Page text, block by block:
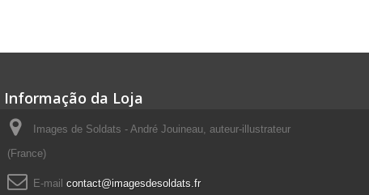
Informação da Loja
Images de Soldats - André Jouineau, auteur-illustrateur
(France)
E-mail contact@imagesdesoldats.fr